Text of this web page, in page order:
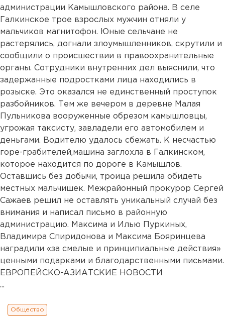
администрации Камышловского района. В селе
Галкинское трое взрослых мужчин отняли у
мальчиков магнитофон. Юные сельчане не
растерялись, догнали злоумышленников, скрутили и
сообщили о происшествии в правоохранительные
органы. Сотрудники внутренних дел выяснили, что
задержанные подростками лица находились в
розыске. Это оказался не единственный проступок
разбойников. Тем же вечером в деревне Малая
Пульникова вооруженные обрезом камышловцы,
угрожая таксисту, завладели его автомобилем и
деньгами. Водителю удалось сбежать. К несчастью
горе-грабителей,машина заглохла в Галкинском,
которое находится по дороге в Камышлов.
Оставшись без добычи, троица решила обидеть
местных мальчишек. Межрайонный прокурор Сергей
Сажаев решил не оставлять уникальный случай без
внимания и написал письмо в районную
администрацию. Максима и Илью Пуркиных,
Владимира Спиридонова и Максима Бояринцева
наградили «за смелые и принципиальные действия»
ценными подарками и благодарственными письмами.
ЕВРОПЕЙСКО-АЗИАТСКИЕ НОВОСТИ
...
Общество